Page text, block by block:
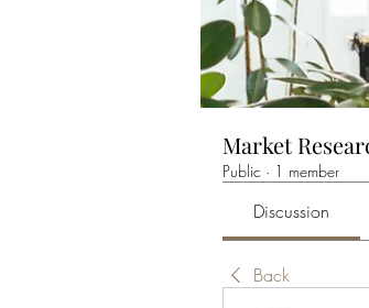
Market
Public · 1 member
Discussion
Back